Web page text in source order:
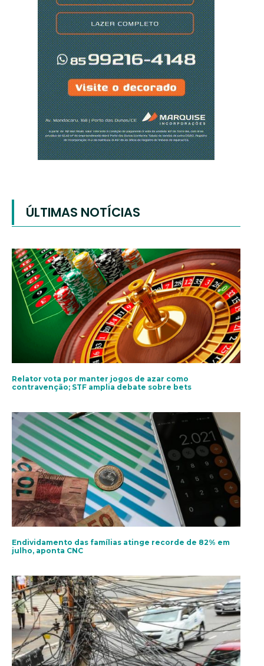
ÚLTIMAS NOTÍCIAS
Relator vota por manter jogos de azar como
contravenção; STF amplia debate sobre bets
Endividamento das famílias atinge recorde de 82% em
julho, aponta CNC